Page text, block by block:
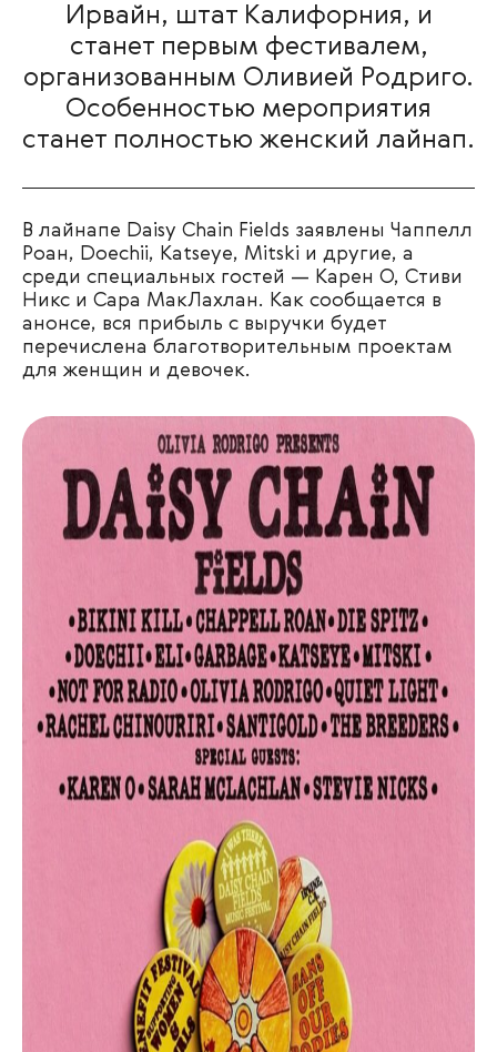
Ирвайн, штат Калифорния, и
станет первым фестивалем,
организованным Оливией Родриго.
Особенностью мероприятия
станет полностью женский лайнап.
В лайнапе Daisy Chain Fields заявлены Чаппелл
Роан, Doechii, Katseye, Mitski и другие, а
среди специальных гостей — Карен О, Стиви
Никс и Сара МакЛахлан. Как сообщается в
анонсе, вся прибыль с выручки будет
перечислена благотворительным проектам
для женщин и девочек.